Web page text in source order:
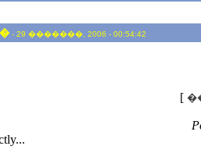
- 29 �������, 2006 - 00:54:42
[